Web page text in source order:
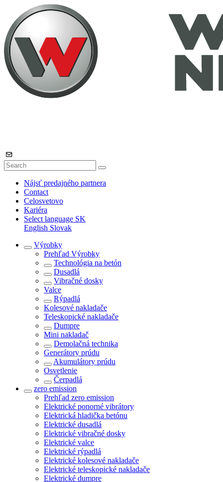
Nájsť predajného partnera
Contact
Celosvetovo
Kariéra
Select language SK
English Slovak
Výrobky
Prehľad Výrobky
Technológia na betón
Dusadlá
Vibračné dosky
Valce
Rýpadlá
Kolesové nakladače
Teleskopické nakladače
Dumpre
Mini nakladač
Demolačná technika
Generátory prúdu
Akumulátory prúdu
Osvetlenie
Čerpadlá
zero emission
Prehľad zero emission
Elektrické ponorné vibrátory
Elektrická hladička betónu
Elektrické dusadlá
Elektrické vibračné dosky
Elektrické valce
Elektrické rýpadlá
Elektrické kolesové nakladače
Elektrické teleskopické nakladače
Elektrické dumpre